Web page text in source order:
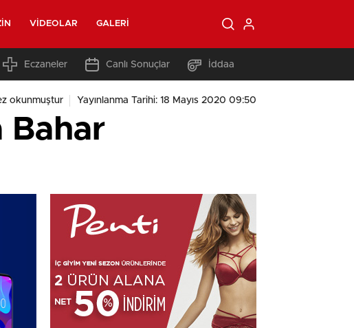
VIDEOLAR GALERI
Eczaneler Canlı Sonuçlar İddaa
okunmuştur Yayınlanma Tarihi: 18 Mayıs 2020 09:50
Bahar